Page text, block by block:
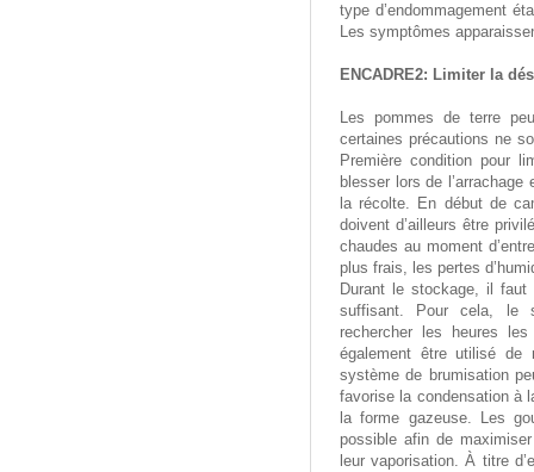
type d’endommagement
Les symptômes
ENCADRE2: Limiter la
Les pommes de terre
certaines précautions ne
Première condition pour
blesser lors de
la récolte. En début de
doivent d’ailleurs être
chaudes au moment
plus frais, les pertes
Durant le stockage, il faut
suffisant. Pour cela, le
rechercher les heures
également être utilisé de
système de brumisation
favorise la condensation à
la forme gazeuse. Les
possible afin de
leur vaporisation. À titre